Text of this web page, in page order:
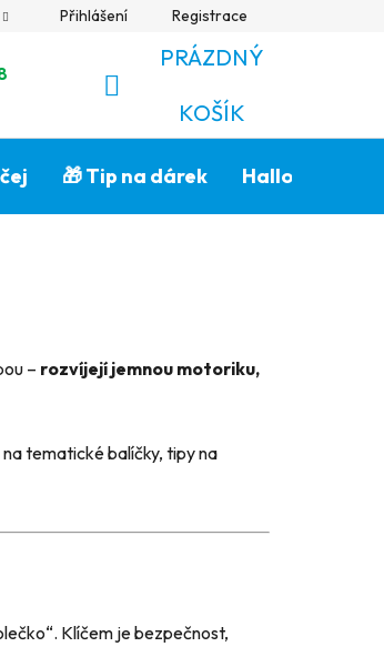
Přihlášení Registrace
NÁKUPNÍ
KOŠÍK
PRÁZDNÝ
KOŠÍK
🎁 Tip na dárek Halloween🎃
– rozvíjejí jemnou motoriku,
tematické balíčky, tipy na
Klíčem je bezpečnost,